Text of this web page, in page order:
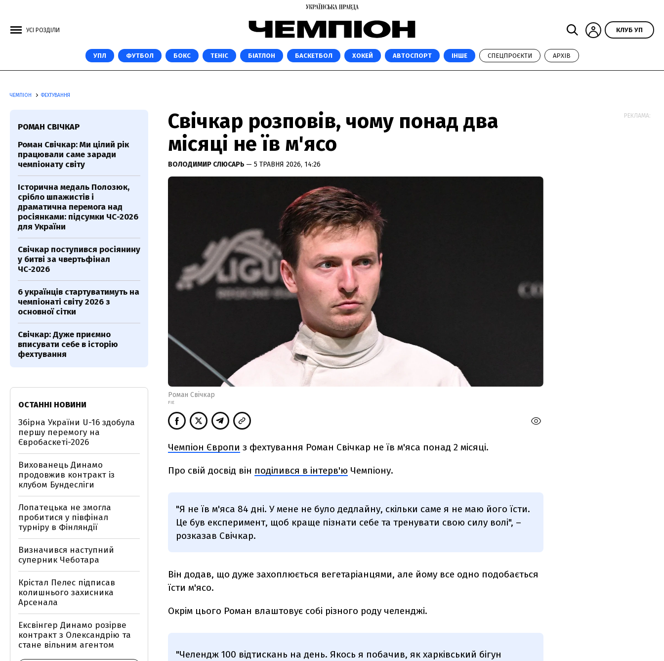
УСІ РОЗДІЛИ КЛУБ УП
УПЛ ФУТБОЛ БОКС ТЕНІС БІАТЛОН БАСКЕТБОЛ ХОКЕЙ АВТОСПОРТ ІНШЕ СПЕЦПРОЄКТИ АРХІВ
ЧЕМПІОН ФЕХТУВАННЯ
Свічкар розповів, чому понад два
місяці не їв м'ясо
ВОЛОДИМИР СЛЮСАРЬ — 5 ТРАВНЯ 2026, 14:26
Роман Свічкар
FIE
Чемпіон Європи з фехтування Роман Свічкар не їв м'яса понад 2 місяці.
Про свій досвід він поділився в інтерв'ю Чемпіону.
"Я не їв м'яса 84 дні. У мене не було дедлайну, скільки саме я не маю його їсти.
Це був експеримент, щоб краще пізнати себе та тренувати свою силу волі", –
розказав Свічкар.
Він додав, що дуже захоплюється вегетаріанцями, але йому все одно подобається
їсти м'ясо.
Окрім цього Роман влаштовує собі різного роду челенджі.
"Челендж 100 відтискань на день. Якось я побачив, як харківський бігун
РОМАН СВІЧКАР
Роман Свічкар: Ми цілий рік
працювали саме заради
чемпіонату світу
Історична медаль Полозюк,
срібло шпажистів і
драматична перемога над
росіянками: підсумки ЧС-2026
для України
Свічкар поступився росіянину
у битві за чвертьфінал
ЧС-2026
6 українців стартуватимуть на
чемпіонаті світу 2026 з
основної сітки
Свічкар: Дуже приємно
вписувати себе в історію
фехтування
ОСТАННІ НОВИНИ
Збірна України U-16 здобула
першу перемогу на
Євробаскеті-2026
Вихованець Динамо
продовжив контракт із
клубом Бундесліги
Лопатецька не змогла
пробитися у півфінал
турніру в Фінляндії
Визначився наступний
суперник Чеботара
Крістал Пелес підписав
колишнього захисника
Арсенала
Ексвінгер Динамо розірве
контракт з Олександрію та
стане вільним агентом
РЕКЛАМА: